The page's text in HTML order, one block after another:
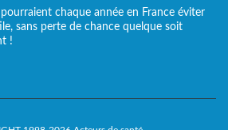
chaque année en France éviter
sans perte de chance quelque soit
!